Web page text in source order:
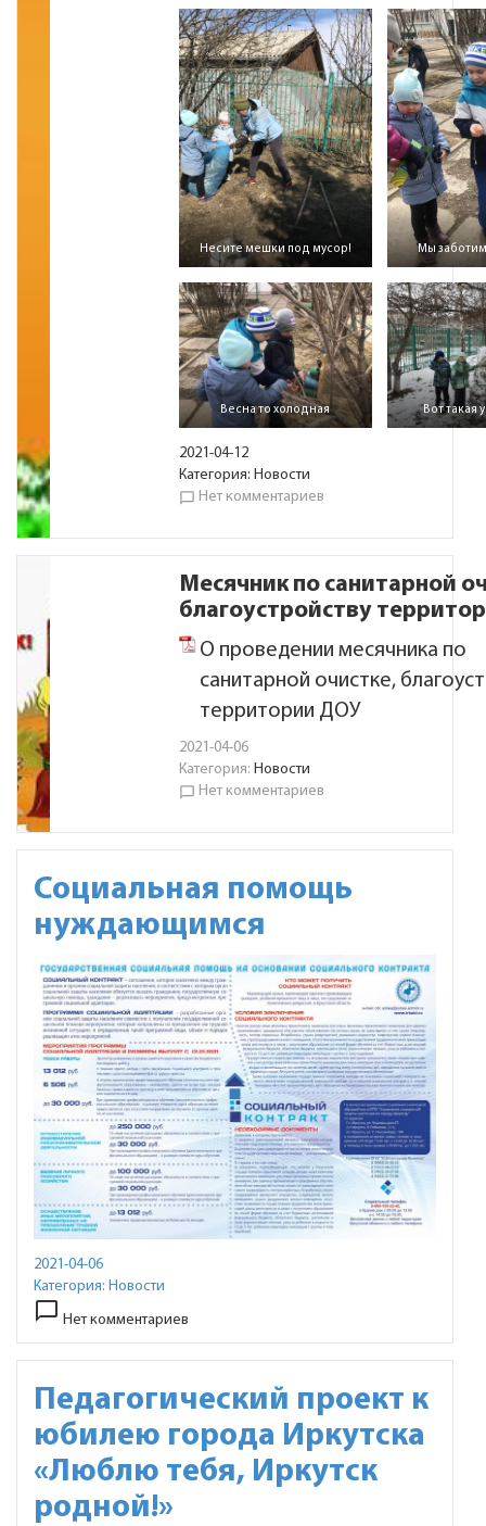
Несите мешки под мусор! Мы
Весна то холодная Вот такая
2021-04-12
Категория: Новости
chat_bubble_outline Нет комментариев
Месячник по санитарной
благоустройству
О проведении месячника по
санитарной очистке,
территории ДОУ
2021-04-06
Категория: Новости
chat_bubble_outline Нет комментариев
Социальная помощь
нуждающимся
2021-04-06
Категория: Новости
chat_bubble_outline Нет комментариев
Педагогический проект к
юбилею города Иркутска
«Люблю тебя, Иркутск
родной!»